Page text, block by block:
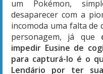
um Pokémon,
desaparecer com a
incomoda uma falta de
personagem, já que
impedir Eusine de
para capturá-lo é o
Lendário por ter